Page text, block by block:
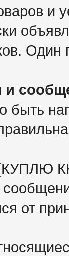
и
Один
и
быть
(КУПЛЮ
от